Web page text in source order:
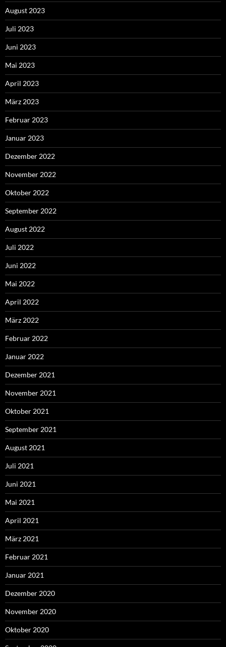
August 2023
Juli 2023
Juni 2023
Mai 2023
April 2023
März 2023
Februar 2023
Januar 2023
Dezember 2022
November 2022
Oktober 2022
September 2022
August 2022
Juli 2022
Juni 2022
Mai 2022
April 2022
März 2022
Februar 2022
Januar 2022
Dezember 2021
November 2021
Oktober 2021
September 2021
August 2021
Juli 2021
Juni 2021
Mai 2021
April 2021
März 2021
Februar 2021
Januar 2021
Dezember 2020
November 2020
Oktober 2020